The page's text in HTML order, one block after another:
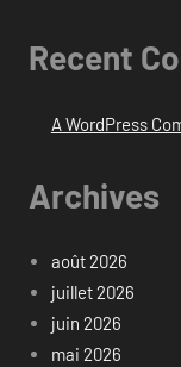
Recent
A WordPress
Archives
août 2026
juillet 2026
juin 2026
mai 2026